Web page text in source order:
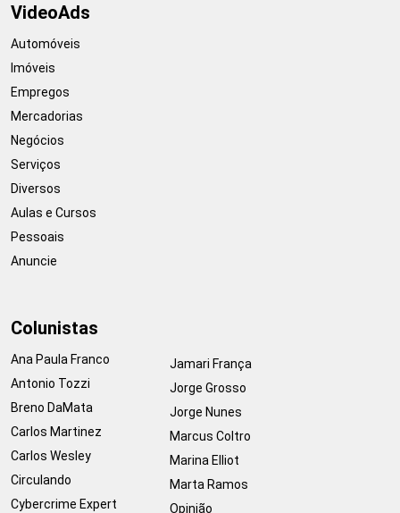
VideoAds
Automóveis
Imóveis
Empregos
Mercadorias
Negócios
Serviços
Diversos
Aulas e Cursos
Pessoais
Anuncie
Colunistas
Ana Paula Franco
Antonio Tozzi
Breno DaMata
Carlos Martinez
Carlos Wesley
Circulando
Cybercrime Expert
Jamari França
Jorge Grosso
Jorge Nunes
Marcus Coltro
Marina Elliot
Marta Ramos
Opinião